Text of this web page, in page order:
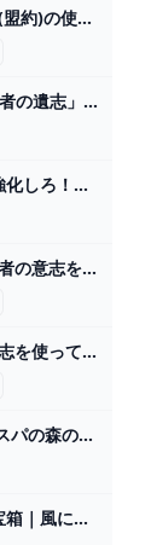
【ティアキン】賢者(盟約)の使い方とおすすめ強化優先度【ゼルダの伝説ティアーズオブザキングダム】 - 神ゲー攻略
フィローネ空諸島で「賢者の遺志」を簡単にゲットする方法！ #ティアキン #ゼルダの伝説ティアーズオブザキングダム #ブロックゴーレム - YouTube
【攻撃力最大２倍】賢者は絶対に強化しろ！強化前後の攻撃力比較検証【ティアキン】 - YouTube
ゼルダティアキン賢者の意志を集めています。しかしながらいろんな... - Yahoo!知恵袋
ティアキン賢者の意志を使って得られる効果はなんですか？また同じ賢者に... - Yahoo!知恵袋
【ゼルダの伝説ティアキン】 エキスパの森の洞窟(マヨイ） - YouTube
ガタキサの祠攻略と宝箱｜風に乗って